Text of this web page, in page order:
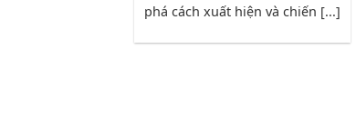
phá cách xuất hiện và chiến [...]